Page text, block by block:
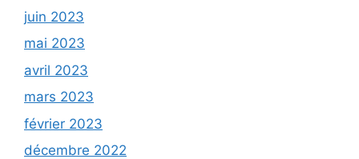
juin 2023
mai 2023
avril 2023
mars 2023
février 2023
décembre 2022